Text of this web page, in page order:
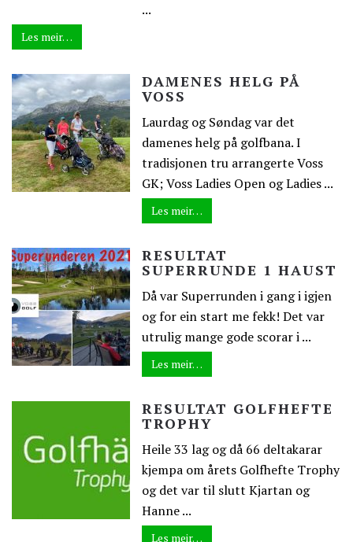
...
Les meir…
DAMENES HELG PÅ
VOSS
Laurdag og Søndag var det
damenes helg på golfbana. I
tradisjonen tru arrangerte Voss
GK; Voss Ladies Open og Ladies ...
Les meir…
RESULTAT
SUPERRUNDE 1 HAUST
Då var Superrunden i gang i igjen
og for ein start me fekk! Det var
utrulig mange gode scorar i ...
Les meir…
RESULTAT GOLFHEFTE
TROPHY
Heile 33 lag og då 66 deltakarar
kjempa om årets Golfhefte Trophy
og det var til slutt Kjartan og
Hanne ...
Les meir…